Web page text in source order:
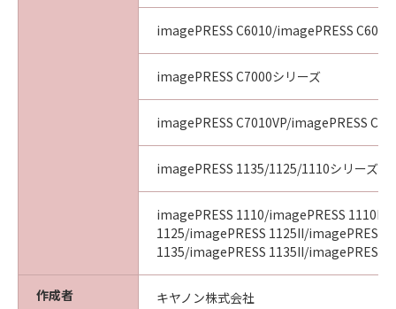
imagePRESS C6010/imagePRESS C6011
imagePRESS C7000シリーズ
imagePRESS C7010VP/imagePRESS
imagePRESS 1135/1125/1110シリーズ
imagePRESS 1110/imagePRESS 1110II/
1125/imagePRESS 1125II/imagePRESS
1135/imagePRESS 1135II/imagePRESS
作成者 キヤノン株式会社